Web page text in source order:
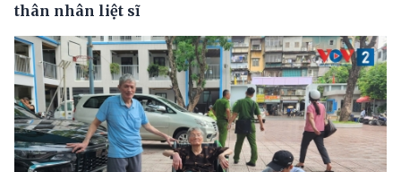
thân nhân liệt sĩ